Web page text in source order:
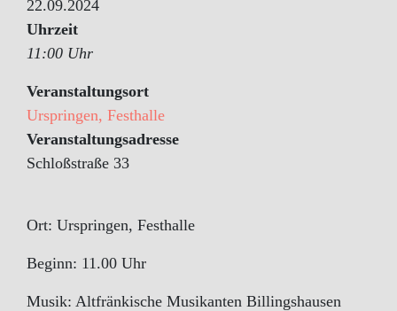
22.09.2024
Uhrzeit
11:00 Uhr
Veranstaltungsort
Urspringen, Festhalle
Veranstaltungsadresse
Schloßstraße 33
Ort: Urspringen, Festhalle
Beginn: 11.00 Uhr
Musik: Altfränkische Musikanten Billingshausen